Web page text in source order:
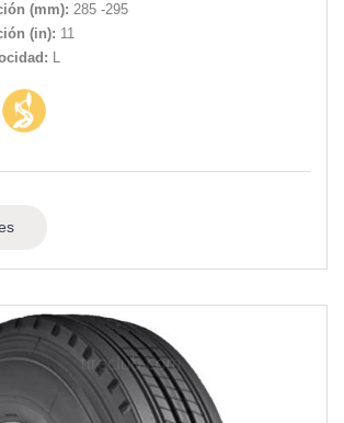
(mm): 285 -295
(in): 11
L